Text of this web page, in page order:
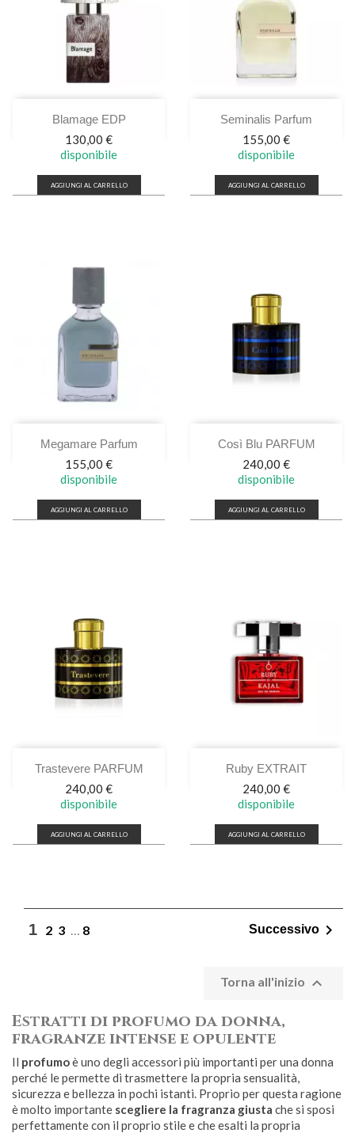
Blamage EDP
Prezzo
130,00 €
disponibile
AGGIUNGI AL CARRELLO
Seminalis Parfum
Prezzo
155,00 €
disponibile
AGGIUNGI AL CARRELLO
Megamare Parfum
Prezzo
155,00 €
disponibile
AGGIUNGI AL CARRELLO
Così Blu PARFUM
Prezzo
240,00 €
disponibile
AGGIUNGI AL CARRELLO
Trastevere PARFUM
Prezzo
240,00 €
disponibile
AGGIUNGI AL CARRELLO
Ruby EXTRAIT
Prezzo
240,00 €
disponibile
AGGIUNGI AL CARRELLO
1 2 3 … 8 Successivo 
Torna all'inizio 
Estratti di profumo da donna,
fragranze intense e opulente
Il profumoè uno degli accessori più importanti per una donna
perché le permette di trasmettere la propria sensualità,
sicurezza e bellezza in pochi istanti. Proprio per questa ragione
è molto importante scegliere la fragranza giusta che si sposi
perfettamente con il proprio stile e che esalti la propria